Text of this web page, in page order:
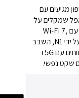
מגיעים עם
אפל שמקלים על
היום-יום שלכם. ביצועים ואמינות משופרים עם Wi‑Fi 7,
Bluetooth 6 ו-Thread — הכל מופעל על ידי N1, השבב
האלחוטי החדש שלנו. חיבורים מהירים ובטוחים עם 5G ו-